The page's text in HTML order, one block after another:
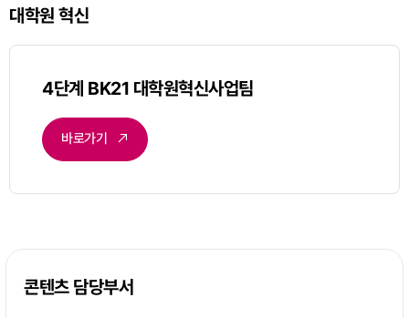
대학원 혁신
4단계 BK21 대학원혁신사업팀
바로가기
콘텐츠 담당부서